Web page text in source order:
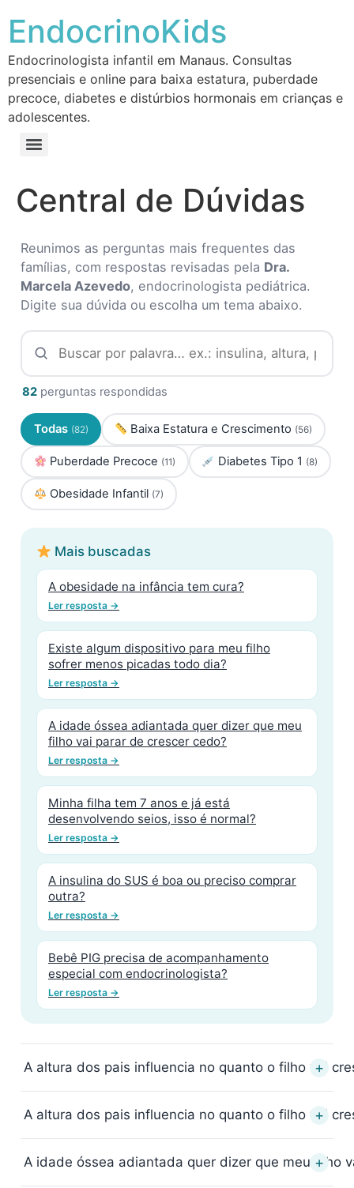
EndocrinoKids
Endocrinologista infantil em Manaus. Consultas
presenciais e online para baixa estatura, puberdade
precoce, diabetes e distúrbios hormonais em crianças e
adolescentes.
Central de Dúvidas
Reunimos as perguntas mais frequentes das
famílias, com respostas revisadas pela Dra.
Marcela Azevedo, endocrinologista pediátrica.
Digite sua dúvida ou escolha um tema abaixo.
82 perguntas respondidas
Todas (82) Baixa Estatura e Crescimento (56)
Puberdade Precoce (11) Diabetes Tipo 1 (8)
Obesidade Infantil (7)
Mais buscadas
A obesidade na infância tem cura?
Ler resposta →
Existe algum dispositivo para meu filho
sofrer menos picadas todo dia?
Ler resposta →
A idade óssea adiantada quer dizer que meu
filho vai parar de crescer cedo?
Ler resposta →
Minha filha tem 7 anos e já está
desenvolvendo seios, isso é normal?
Ler resposta →
A insulina do SUS é boa ou preciso comprar
outra?
Ler resposta →
Bebê PIG precisa de acompanhamento
especial com endocrinologista?
Ler resposta →
A altura dos pais influencia no quanto o filho vai
+
A altura dos pais influencia no quanto o filho vai
+
A idade óssea adiantada quer dizer que meu filho
+